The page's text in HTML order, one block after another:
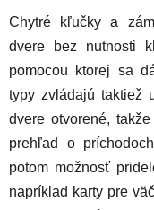
Chytré kľučky a
dvere bez nutnosti
pomocou ktorej sa
typy zvládajú taktiež
dvere otvorené,
prehľad o
potom možnosť
napríklad karty pre